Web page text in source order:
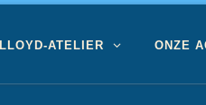
LLOYD-ATELIER ONZE